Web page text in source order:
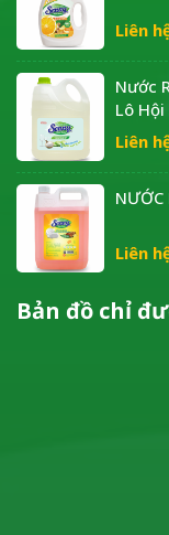
Liên
Nước
Lô
Liên
NƯỚC
Liên
Bản đồ chỉ